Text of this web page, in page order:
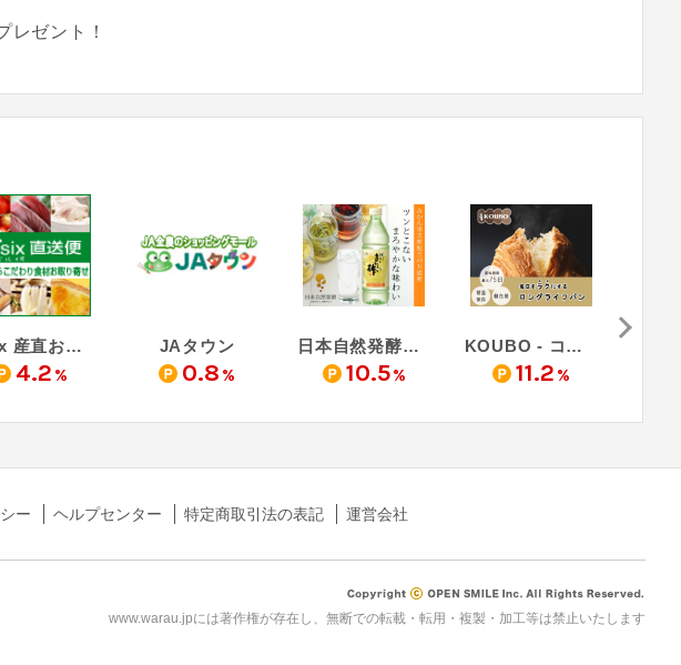
レゼント！
Oisix 産直おとりよせ市場
4.2 %
JAタウン
0.8 %
日本自然発酵おいしいWeb
10.5%
KOUBO ‐ コウボ
11.2 %
ー ヘルプセンター 特定商取引法の表記 運営会社
www.warau.jpには著作権が存在し、無断での転載・転用・複製・加工等は禁止いたします